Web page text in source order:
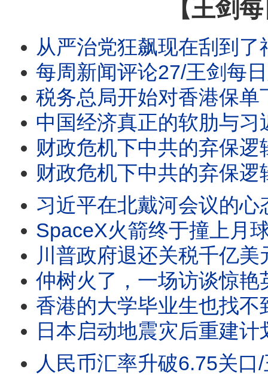
【王剑
从严治党狂飙现在刮到了福建/沙特土耳其巴铁
每周新闻评论27/王剑每
税务总局开始对香港保
中国经济真正的软肋与习近
财政危机下中共的弃保
财政危机下中共的弃保逻辑/曼谷枪击案7死
习近平在北戴河会议的心
SpaceX火箭终于撞上月球/王剑每日观
川普政府退还关税千亿美元/王剑
仲树火了，一场访谈惊艳英语世界/王
香港的大学毕业生也找不到工作了/王
日本启动地震灾后重建计划/王剑
人民币汇率升破6.75关口/王剑每